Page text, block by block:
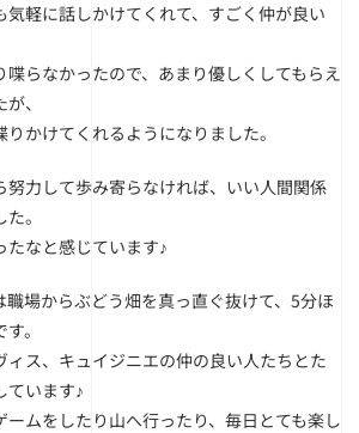
気軽に話しかけてくれて、すごく仲が良い
らなかったので、あまり優しくしてもらえ
、
かけてくれるようになりました。
努力して歩み寄らなければ、いい人間関係
。
なと感じています♪
場からぶどう畑を真っ直ぐ抜けて、5分ほ
。
ィス、キュイジニエの仲の良い人たちとた
ています♪
ームをしたり山へ行ったり、毎日とても楽し